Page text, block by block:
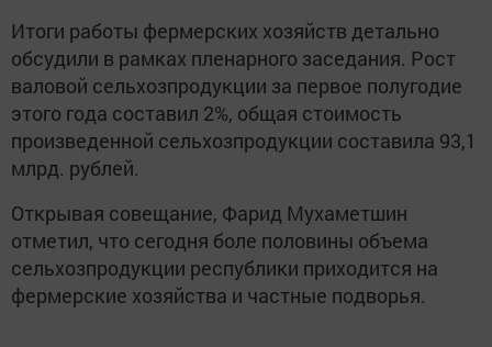
Итоги работы фермерских хозяйств детально
обсудили в рамках пленарного заседания. Рост
валовой сельхозпродукции за первое полугодие
этого года составил 2%, общая стоимость
произведенной сельхозпродукции составила 93,1
млрд. рублей.
Открывая совещание, Фарид Мухаметшин
отметил, что сегодня боле половины объема
сельхозпродукции республики приходится на
фермерские хозяйства и частные подворья.